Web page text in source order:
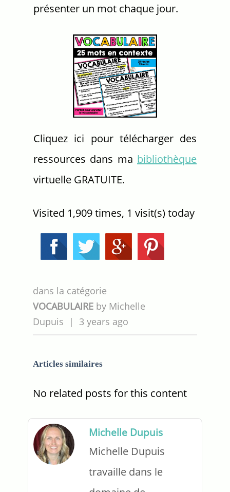
présenter un mot chaque jour.
Cliquez ici pour télécharger des
ressources dans ma bibliothèque
virtuelle GRATUITE.
Visited 1,909 times, 1 visit(s) today
dans la catégorie
VOCABULAIRE by Michelle
Dupuis | 3 years ago
Articles similaires
No related posts for this content
Michelle Dupuis
Michelle Dupuis
travaille dans le